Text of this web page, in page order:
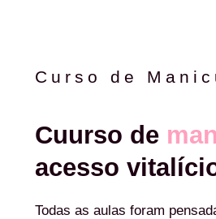
Curso de
Cuurso de
acesso
Todas as aulas foram